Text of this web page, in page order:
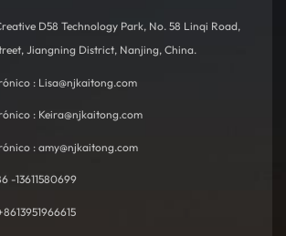
D58 Technology Park, No. 58 Linqi Road,
Jiangning District, Nanjing, China.
: Lisa@njkaitong.com
: Keira@njkaitong.com
: amy@njkaitong.com
-13611580699